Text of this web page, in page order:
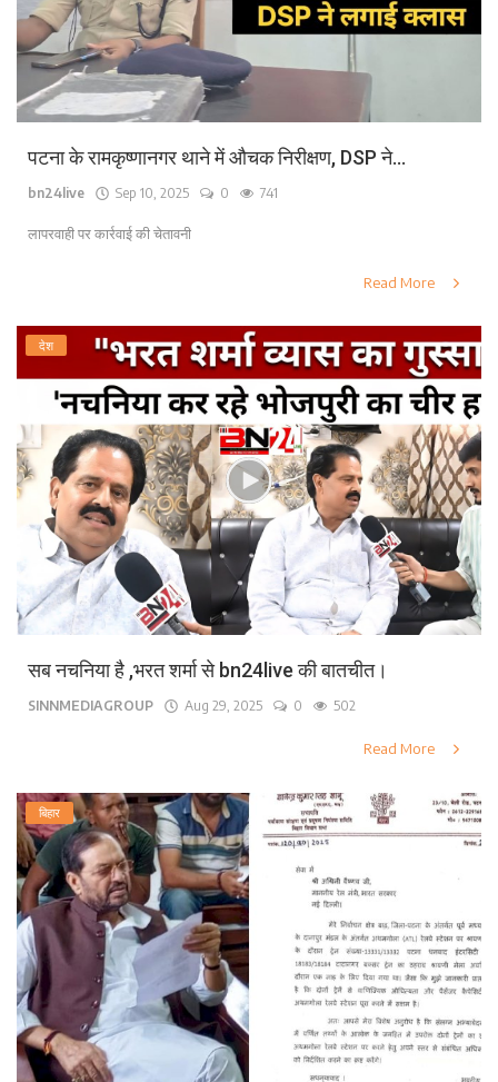
पटना के रामकृष्णानगर थाने में औचक निरीक्षण, DSP ने...
bn24live Sep 10, 2025 0 741
लापरवाही पर कार्रवाई की चेतावनी
Read More
देश
सब नचनिया है ,भरत शर्मा से bn24live की बातचीत।
SINNMEDIAGROUP Aug 29, 2025 0 502
Read More
बिहार